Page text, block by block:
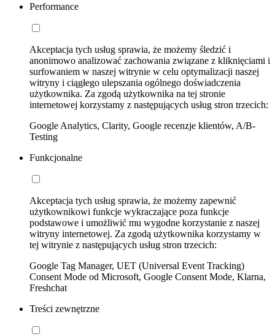
Performance
Akceptacja tych usług sprawia, że możemy śledzić i
anonimowo analizować zachowania związane z kliknięciami i
surfowaniem w naszej witrynie w celu optymalizacji naszej
witryny i ciągłego ulepszania ogólnego doświadczenia
użytkownika. Za zgodą użytkownika na tej stronie
internetowej korzystamy z następujących usług stron trzecich:
Google Analytics, Clarity, Google recenzje klientów, A/B-
Testing
Funkcjonalne
Akceptacja tych usług sprawia, że możemy zapewnić
użytkownikowi funkcje wykraczające poza funkcje
podstawowe i umożliwić mu wygodne korzystanie z naszej
witryny internetowej. Za zgodą użytkownika korzystamy w
tej witrynie z następujących usług stron trzecich:
Google Tag Manager, UET (Universal Event Tracking)
Consent Mode od Microsoft, Google Consent Mode, Klarna,
Freshchat
Treści zewnętrzne